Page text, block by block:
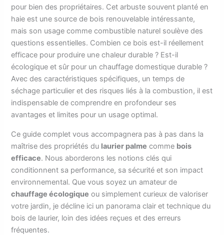
pour bien des propriétaires. Cet arbuste souvent planté en
haie est une source de bois renouvelable intéressante,
mais son usage comme combustible naturel soulève des
questions essentielles. Combien ce bois est-il réellement
efficace pour produire une chaleur durable ? Est-il
écologique et sûr pour un chauffage domestique durable ?
Avec des caractéristiques spécifiques, un temps de
séchage particulier et des risques liés à la combustion, il est
indispensable de comprendre en profondeur ses
avantages et limites pour un usage optimal.
Ce guide complet vous accompagnera pas à pas dans la
maîtrise des propriétés du laurier palme comme bois
efficace. Nous aborderons les notions clés qui
conditionnent sa performance, sa sécurité et son impact
environnemental. Que vous soyez un amateur de
chauffage écologique ou simplement curieux de valoriser
votre jardin, je décline ici un panorama clair et technique du
bois de laurier, loin des idées reçues et des erreurs
fréquentes.